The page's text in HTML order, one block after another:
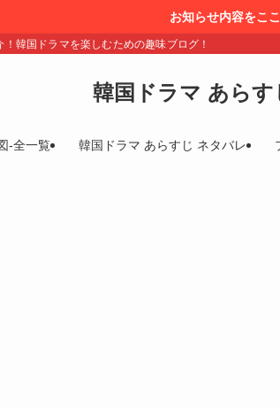
お知らせ内容をこ
韓国ドラマを楽しむための趣味ブログ！
韓国ドラマ あら
-全一覧 韓国ドラマ あらすじ ネタバレ